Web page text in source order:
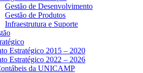
Gestão de Desenvolvimento
Gestão de Produtos
Infraestrutura e Suporte
Estratégico 2015 – 2020
Estratégico 2022 – 2026
da UNICAMP